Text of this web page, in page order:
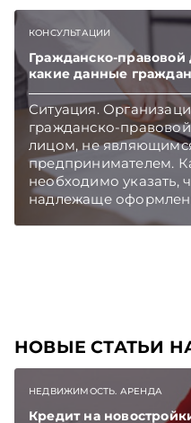
обсудила с Юрием
Шумиловым,
юридической фирмы
специализирующейся
Подписывайтесь на
Главное об
чем в новостях
КОНСУЛЬТАЦИИ
Гражданско-
какие данные
Ситуация.
гражданско-
лицом, не
предпринимателем.
необходимо указать,
надлежаще
на Telegram‑канал и
НОВЫЕ СТАТЬИ
НЕДВИЖИМОСТЬ. АРЕНДА
Кредит на